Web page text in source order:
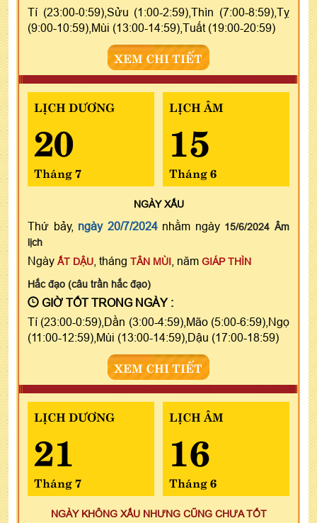
Tí (23:00-0:59),Sửu (1:00-2:59),Thìn (7:00-8:59),Tỵ
(9:00-10:59),Mùi (13:00-14:59),Tuất (19:00-20:59)
XEM CHI TIẾT
LỊCH DƯƠNG
20
Tháng 7
LỊCH ÂM
15
Tháng 6
NGÀYXẤU
Thứ bảy, ngày 20/7/2024nhằm ngày 15/6/2024 Âm
lịch
Ngày ẤT DẬU , tháng TÂN MÙI , năm GIÁP THÌN
Hắc đạo (câu trần hắc đạo)
GIỜ TỐT TRONG NGÀY :
Tí (23:00-0:59),Dần (3:00-4:59),Mão (5:00-6:59),Ngọ
(11:00-12:59),Mùi (13:00-14:59),Dậu (17:00-18:59)
XEM CHI TIẾT
LỊCH DƯƠNG
21
Tháng 7
LỊCH ÂM
16
Tháng 6
NGÀY KHÔNG XẤU NHƯNG CŨNG CHƯA TỐT